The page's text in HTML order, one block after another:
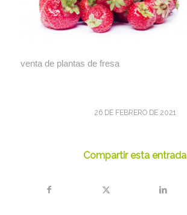
venta de plantas de fresa
26 DE FEBRERO DE 2021
Compartir esta entrada